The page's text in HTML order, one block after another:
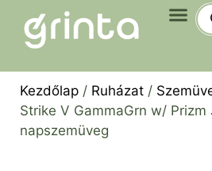
Kezdőlap / Ruházat /
Strike V GammaGrn w/
napszemüveg